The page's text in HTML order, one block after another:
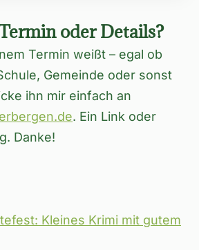
oder Details?
Termin weißt – egal ob
Gemeinde oder sonst
ihn mir einfach an
. Ein Link oder
Danke!
Kleines Krimi mit gutem